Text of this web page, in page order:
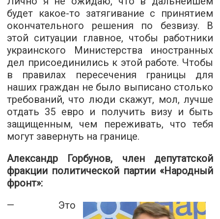
будет какое-то затягивание с принятием
окончательного решения по безвизу. В
этой ситуации главное, чтобы работники
украинского Министерства иностранных
дел присоединились к этой работе. Чтобы
в правилах пересечения границы для
наших граждан не было выписано столько
требований, что люди скажут, мол, лучше
отдать 35 евро и получить визу и быть
защищенным, чем переживать, что тебя
могут завернуть на границе.
Александр Горбунов, член депутатской
фракции политической партии «Народный
фронт»:
— Это